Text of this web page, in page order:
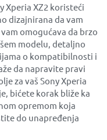
Xperia XZ2 koristeći
dizajnirana da vam
omogućava da brzo
modelu, detaljno
o kompatibilnosti i
da napravite pravi
za vaš Sony Xperia
bićete korak bliže ka
opremom koja
do unapređenja